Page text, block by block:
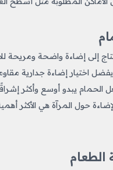
إلى إضاءة واضحة ومريحة
يفضل اختيار إضاءة جدارية
الحمام يبدو أوسع وأكثر
حول المرآة هي الأكثر